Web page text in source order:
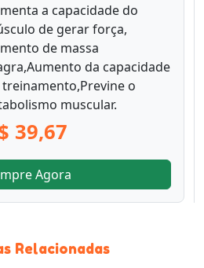
a capacidade do
de gerar força,
de massa
da capacidade
o
muscular.
39,67
Agora
Relacionadas